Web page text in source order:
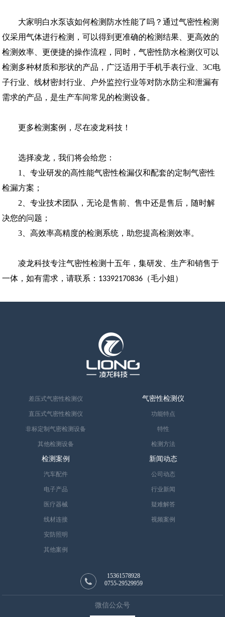
大家明白水泵该如何检测防水性能了吗？通过气密性检测
仪采用气体进行检测，可以得到更准确的检测结果、更高效的
检测效率、更便捷的操作流程，同时，气密性防水检测仪可以
检测多种材质和形状的产品，广泛适用于手机手表行业、3C电
子行业、线材密封行业、户外监控行业等对防水防尘和泄漏有
需求的产品， 是生产车间常见的检测设备。
更多检测案例，尽在凌龙科技！
选择凌龙，我们将会给您：
1、专业研发的高性能气密性检漏仪和配套的定制气密性
检漏方案；
2、专业技术团队，无论是售前、售中还是售后，随时解
决您的问题；
3、高效率高精度的检测系统，助您提高检测效率。
凌龙科技专注气密性检测十五年，集研发、生产和销售于
一体，如有需求，请联系： 13392170836 （毛小姐）
差压式气密性检测仪
直压式气密性检测仪
非标定制气密检测设备
其他检测设备
气密性检测仪
功能特点
特性
检测方法
检测案例
汽车配件
电子产品
医疗器械
线材连接
安防照明
其他案例
新闻动态
公司动态
行业新闻
疑难解答
视频案例
15361578928
0755-29529959
微信公众号